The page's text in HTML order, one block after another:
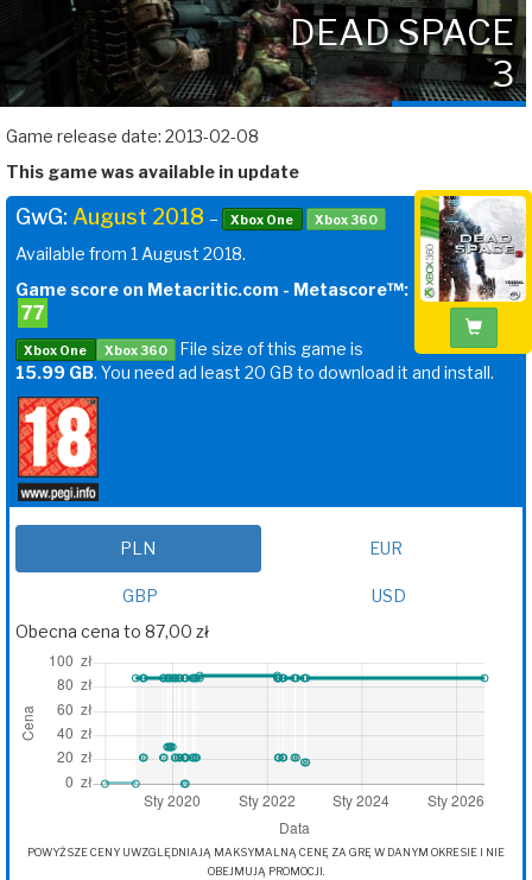
DEAD SPACE
3
Game release date: 2013-02-08
This game was available in update
GwG: August 2018 – Xbox One Xbox 360
Available from 1 August 2018.
Game score on Metacritic.com - Metascore™:
77
Xbox One Xbox 360
File size of this game is
15.99 GB. You need ad least 20 GB to download it and install.
PLN EUR
GBP
USD
Obecna cena to 87,00 zł
POWYŻSZE CENY UWZGLĘDNIAJĄ MAKSYMALNĄ CENĘ ZA GRĘ W DANYM OKRESIE I NIE
OBEJMUJĄ PROMOCJI.